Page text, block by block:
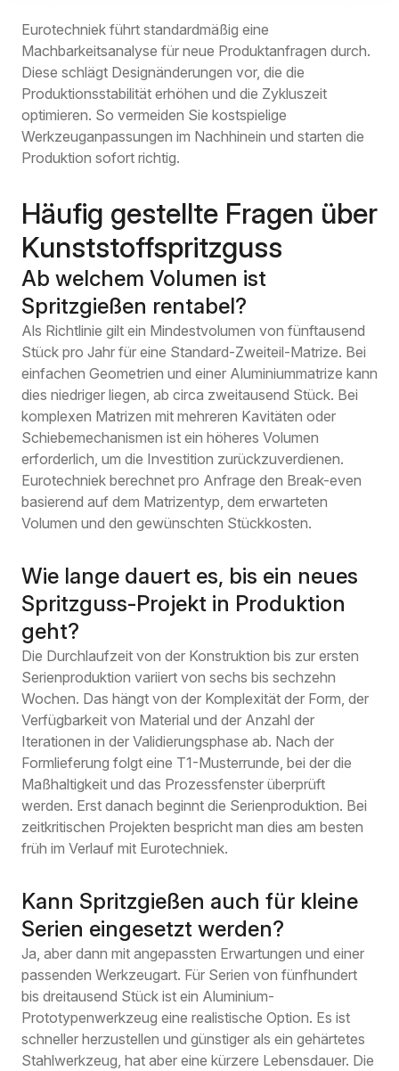
Eurotechniek führt standardmäßig eine
Machbarkeitsanalyse für neue Produktanfragen durch.
Diese schlägt Designänderungen vor, die die
Produktionsstabilität erhöhen und die Zykluszeit
optimieren. So vermeiden Sie kostspielige
Werkzeuganpassungen im Nachhinein und starten die
Produktion sofort richtig.
Häufig gestellte Fragen über
Kunststoffspritzguss
Ab welchem Volumen ist
Spritzgießen rentabel?
Als Richtlinie gilt ein Mindestvolumen von fünftausend
Stück pro Jahr für eine Standard-Zweiteil-Matrize. Bei
einfachen Geometrien und einer Aluminiummatrize kann
dies niedriger liegen, ab circa zweitausend Stück. Bei
komplexen Matrizen mit mehreren Kavitäten oder
Schiebemechanismen ist ein höheres Volumen
erforderlich, um die Investition zurückzuverdienen.
Eurotechniek berechnet pro Anfrage den Break-even
basierend auf dem Matrizentyp, dem erwarteten
Volumen und den gewünschten Stückkosten.
Wie lange dauert es, bis ein neues
Spritzguss-Projekt in Produktion
geht?
Die Durchlaufzeit von der Konstruktion bis zur ersten
Serienproduktion variiert von sechs bis sechzehn
Wochen. Das hängt von der Komplexität der Form, der
Verfügbarkeit von Material und der Anzahl der
Iterationen in der Validierungsphase ab. Nach der
Formlieferung folgt eine T1-Musterrunde, bei der die
Maßhaltigkeit und das Prozessfenster überprüft
werden. Erst danach beginnt die Serienproduktion. Bei
zeitkritischen Projekten bespricht man dies am besten
früh im Verlauf mit Eurotechniek.
Kann Spritzgießen auch für kleine
Serien eingesetzt werden?
Ja, aber dann mit angepassten Erwartungen und einer
passenden Werkzeugart. Für Serien von fünfhundert
bis dreitausend Stück ist ein Aluminium-
Prototypenwerkzeug eine realistische Option. Es ist
schneller herzustellen und günstiger als ein gehärtetes
Stahlwerkzeug, hat aber eine kürzere Lebensdauer. Die